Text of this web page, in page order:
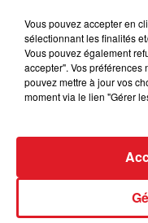
15 juillet 2026
BÉTHUNE:
Selon les
à des prostituées
Vous pouvez accepter en
sélectionnant les finalités
Vous pouvez également
accepter". Vos préférences
pouvez mettre à jour vos
moment via le lien "Gérer